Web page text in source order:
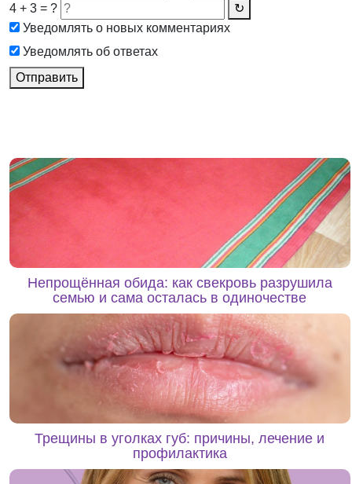
4 + 3 = ?
↻
Уведомлять о новых комментариях
Уведомлять об ответах
Отправить
Непрощённая обида: как свекровь разрушила
семью и сама осталась в одиночестве
Трещины в уголках губ: причины, лечение и
профилактика